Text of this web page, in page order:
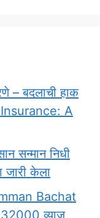
– बदलाची हाक
A
सन्मान निधी
जारी केला
Bachat
व्याज